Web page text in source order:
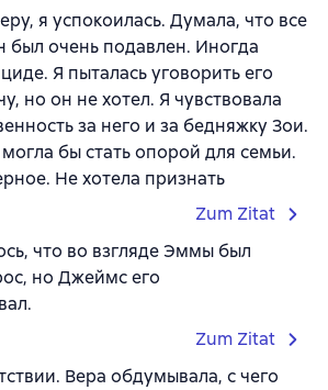
я успокоилась. Думала, что все
был очень подавлен. Иногда
Я пыталась уговорить его
но он не хотел. Я чувствовала
за него и за бедняжку Зои.
бы стать опорой для семьи.
Не хотела признать
Zum Zitat
что во взгляде Эммы был
но Джеймс его
Zum Zitat
Вера обдумывала, с чего